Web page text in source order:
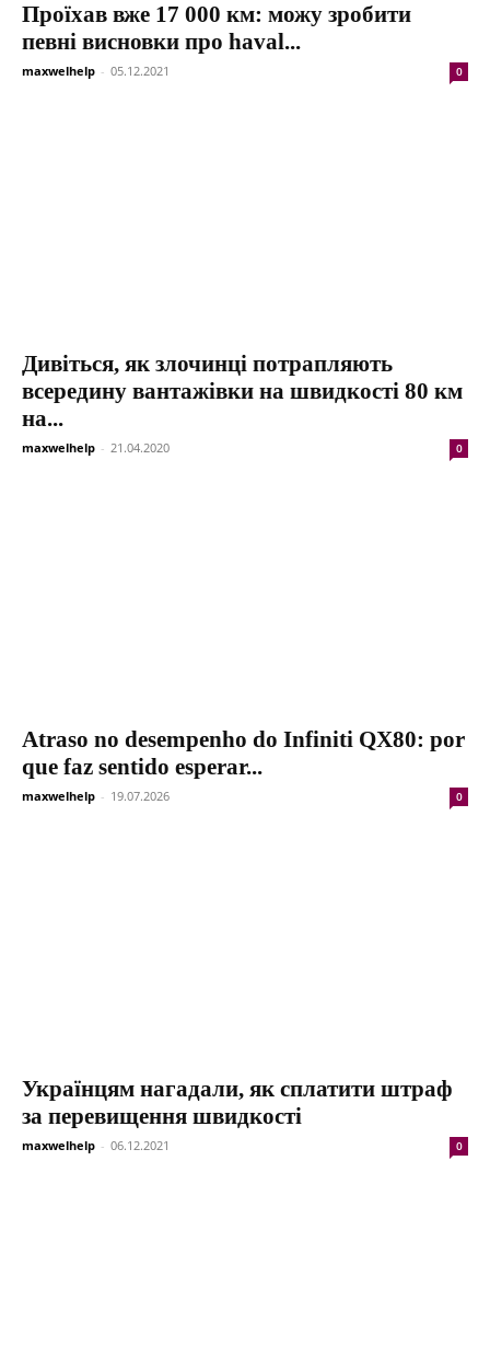
Проїхав вже 17 000 км: можу зробити
певні висновки про haval...
maxwelhelp - 05.12.2021 0
Дивіться, як злочинці потрапляють
всередину вантажівки на швидкості 80 км
на...
maxwelhelp - 21.04.2020 0
Atraso no desempenho do Infiniti QX80: por
que faz sentido esperar...
maxwelhelp - 19.07.2026 0
Українцям нагадали, як сплатити штраф
за перевищення швидкості
maxwelhelp - 06.12.2021 0